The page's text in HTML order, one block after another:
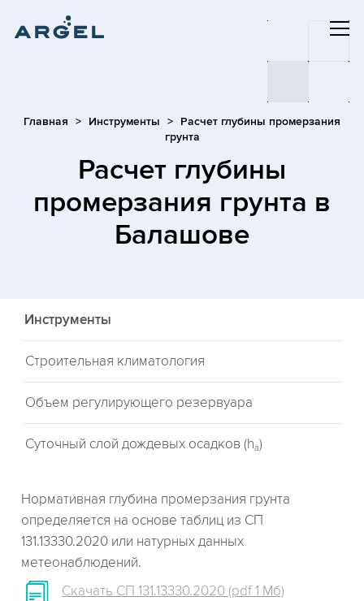
Главная Инструменты
Расчет глубины промерзания
грунта
Расчет глубины
промерзания грунта в
Балашове
Инструменты
Строительная климатология
Объем регулирующего резервуара
Суточный слой дождевых осадков (ha)
Нормативная глубина промерзания грунта
определяется на основе таблиц из СП
131.13330.2020 или натурных данных
метеонаблюдений.
Скачать СП 131.13330.2020 (pdf 1 Мб)